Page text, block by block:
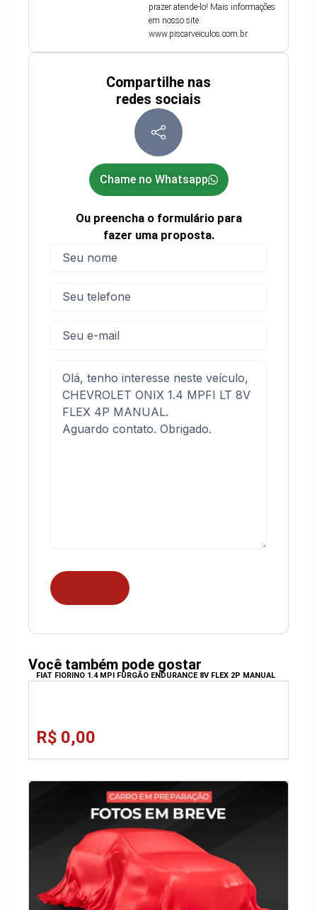
prazer atende-lo! Mais informações
em nosso site:
www.piscarveiculos.com.br
Compartilhe nas
redes sociais
Chame no Whatsapp
Ou preencha o formulário para
fazer uma proposta.
mail
Você também pode gostar
FIAT FIORINO 1.4 MPI FURGÃO ENDURANCE 8V FLEX 2P MANUAL
R$ 0,00